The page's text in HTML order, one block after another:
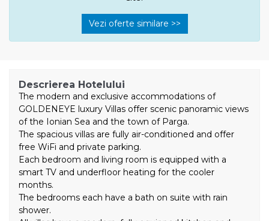
Vezi oferte similare >>
Descrierea Hotelului
The modern and exclusive accommodations of
GOLDENEYE luxury Villas offer scenic panoramic views
of the Ionian Sea and the town of Parga.
The spacious villas are fully air-conditioned and offer
free WiFi and private parking.
Each bedroom and living room is equipped with a
smart TV and underfloor heating for the cooler
months.
The bedrooms each have a bath on suite with rain
shower.